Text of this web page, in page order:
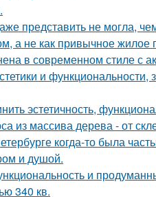
представить не могла,
а не как привычное жилое
в современном стиле с
и
эстетичность,
из массива дерева - от
когда-то была
и душой.
и
340 кв.